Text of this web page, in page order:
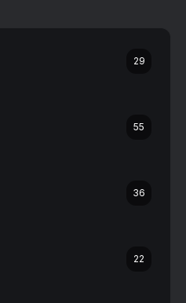
29
55
36
22